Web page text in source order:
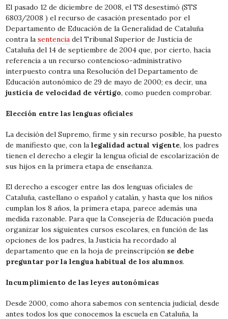
El pasado 12 de diciembre de 2008, el TS desestimó (STS
6803/2008 ) el recurso de casación presentado por el
Departamento de Educación de la Generalidad de Cataluña
contra lasentencia del Tribunal Superior de Justicia de
Cataluña del 14 de septiembre de 2004 que, por cierto, hacía
referencia a un recurso contencioso-administrativo
interpuesto contra una Resolución del Departamento de
Educación autonómico de 29 de mayo de 2000; es decir, una
justicia de velocidad de vértigo, como pueden comprobar.
Elección entre las lenguas oficiales
La decisión del Supremo, firme y sin recurso posible, ha puesto
de manifiesto que, con lalegalidad actual vigente, los padres
tienen el derecho a elegir la lengua oficial de escolarización de
sus hijos en la primera etapa de enseñanza.
El derecho a escoger entre las dos lenguas oficiales de
Cataluña, castellano o español y catalán, y hasta que los niños
cumplan los 8 años, la primera etapa, parece además una
medida razonable. Para que la Consejería de Educación pueda
organizar los siguientes cursos escolares, en función de las
opciones de los padres, la Justicia ha recordado al
departamento que en la hoja de preinscripción se debe
preguntar por la lengua habitual de los alumnos.
Incumplimiento de las leyes autonómicas
Desde 2000, como ahora sabemos con sentencia judicial, desde
antes todos los que conocemos la escuela en Cataluña, la